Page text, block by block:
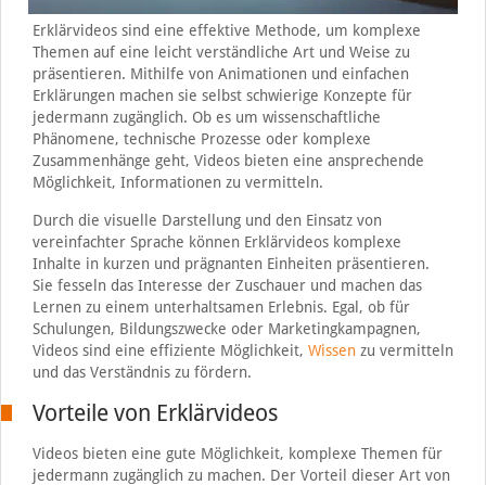
Erklärvideos sind eine effektive Methode, um komplexe
Themen auf eine leicht verständliche Art und Weise zu
präsentieren. Mithilfe von Animationen und einfachen
Erklärungen machen sie selbst schwierige Konzepte für
jedermann zugänglich. Ob es um wissenschaftliche
Phänomene, technische Prozesse oder komplexe
Zusammenhänge geht, Videos bieten eine ansprechende
Möglichkeit, Informationen zu vermitteln.
Durch die visuelle Darstellung und den Einsatz von
vereinfachter Sprache können Erklärvideos komplexe
Inhalte in kurzen und prägnanten Einheiten präsentieren.
Sie fesseln das Interesse der Zuschauer und machen das
Lernen zu einem unterhaltsamen Erlebnis. Egal, ob für
Schulungen, Bildungszwecke oder Marketingkampagnen,
Videos sind eine effiziente Möglichkeit, Wissenzu vermitteln
und das Verständnis zu fördern.
Vorteile von Erklärvideos
Videos bieten eine gute Möglichkeit, komplexe Themen für
jedermann zugänglich zu machen. Der Vorteil dieser Art von